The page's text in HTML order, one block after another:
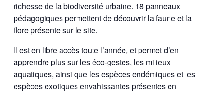
richesse de la biodiversité urbaine. 18 panneaux
pédagogiques permettent de découvrir la faune et la
flore présente sur le site.
Il est en libre accès toute l’année, et permet d’en
apprendre plus sur les éco-gestes, les milieux
aquatiques, ainsi que les espèces endémiques et les
espèces exotiques envahissantes présentes en